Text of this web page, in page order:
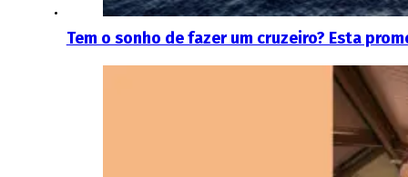
Tem o sonho de fazer um cruzeiro? Esta